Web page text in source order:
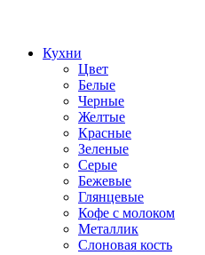
Кухни
Цвет
Белые
Черные
Желтые
Красные
Зеленые
Серые
Бежевые
Глянцевые
Кофе с молоком
Металлик
Слоновая кость